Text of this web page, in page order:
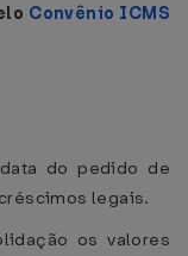
Convênio ICMS
do pedido de
legais.
os valores